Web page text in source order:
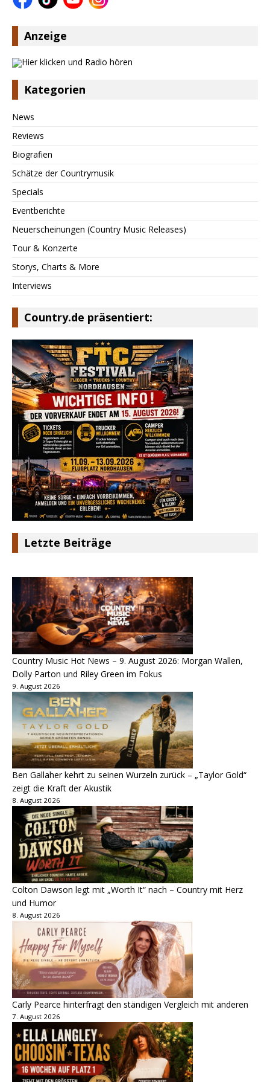
Anzeige
Kategorien
News
Reviews
Biografien
Schätze der Countrymusik
Specials
Eventberichte
Neuerscheinungen (Country Music Releases)
Tour & Konzerte
Storys, Charts & More
Interviews
Country.de präsentiert:
Letzte Beiträge
Country Music Hot News – 9. August 2026: Morgan Wallen,
Dolly Parton und Riley Green im Fokus
9. August 2026
Ben Gallaher kehrt zu seinen Wurzeln zurück – „Taylor Gold“
zeigt die Kraft der Akustik
8. August 2026
Colton Dawson legt mit „Worth It“ nach – Country mit Herz
und Humor
8. August 2026
Carly Pearce hinterfragt den ständigen Vergleich mit anderen
7. August 2026